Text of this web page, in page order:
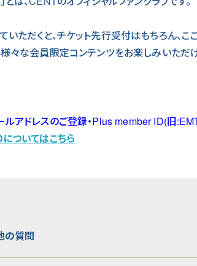
ただくと、チケット先行受付はもちろん、
々な会員限定コンテンツをお楽しみいただ
アドレスのご登録・Plus member ID(旧
ついてはこちら
の質問